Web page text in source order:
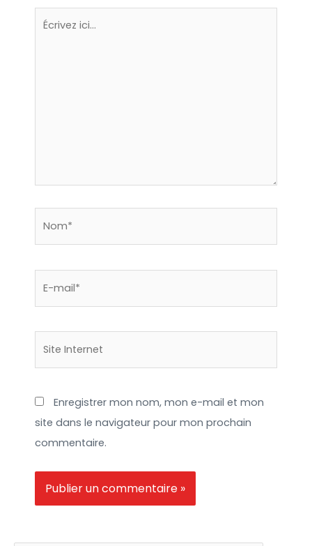
formée au secteur du tourisme insolite.
Écrivez
Enregistrer mon nom, mon e-mail et mon
site dans le navigateur pour mon prochain
commentaire.